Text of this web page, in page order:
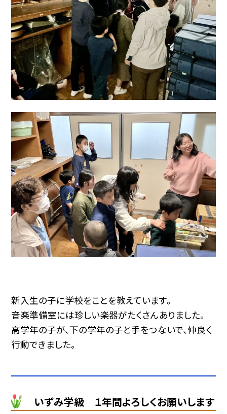
新入生の子に学校をことを教えています。
音楽準備室には珍しい楽器がたくさんありました。
高学年の子が、下の学年の子と手をつないで、仲良く
行動できました。
いずみ学級 １年間よろしくお願いします